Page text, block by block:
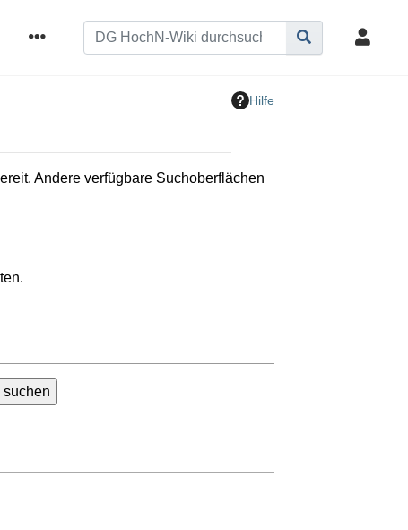
Hilfe
Andere verfügbare Suchoberflächen